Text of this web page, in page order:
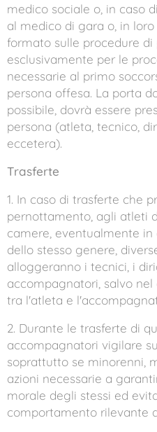
medico sociale o, in caso
al medico di gara o, in
formato sulle procedure di
esclusivamente per le
necessarie al primo
persona offesa. La porta
possibile, dovrà essere
persona (atleta, tecnico,
eccetera).
Trasferte
1. In caso di trasferte che
pernottamento, agli atleti
camere, eventualmente
dello stesso genere,
alloggeranno i tecnici, i
accompagnatori, salvo
tra l'atleta e
2. Durante le trasferte di
accompagnatori vigilare
soprattutto se minorenni,
azioni necessarie a
morale degli stessi ed
comportamento rilevante